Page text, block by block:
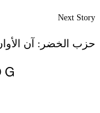
Next Story
حزب الخضر: آن الأوان